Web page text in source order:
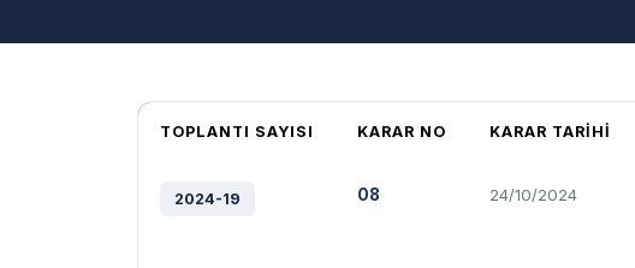
Taban Puanlar
TOPLANTI SAYISI KARAR NO KARAR TARIHI
2024-19 08 24/10/2024